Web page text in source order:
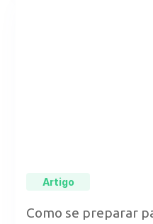
Artigo
Como se preparar